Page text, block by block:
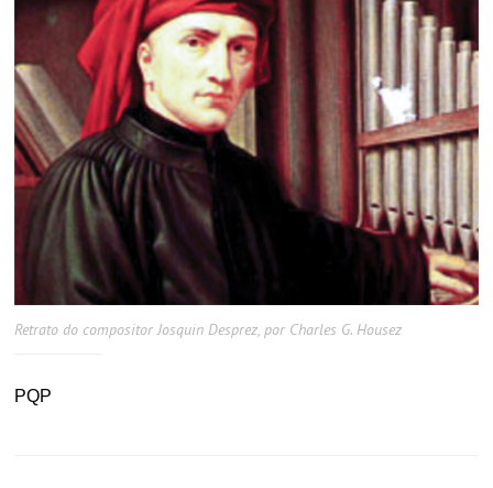
Retrato do compositor Josquin Desprez, por Charles G. Housez
PQP